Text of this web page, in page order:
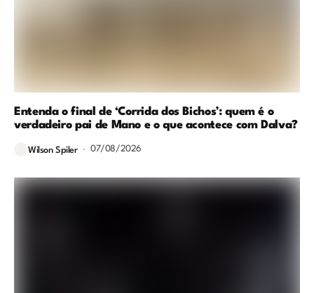
Entenda o final de ‘Corrida dos Bichos’: quem é o
verdadeiro pai de Mano e o que acontece com Dalva?
Wilson Spiler 07/08/2026